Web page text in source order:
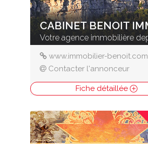
www.immobilier-benoit.com
Contacter l'annonceur
Fiche détaillée